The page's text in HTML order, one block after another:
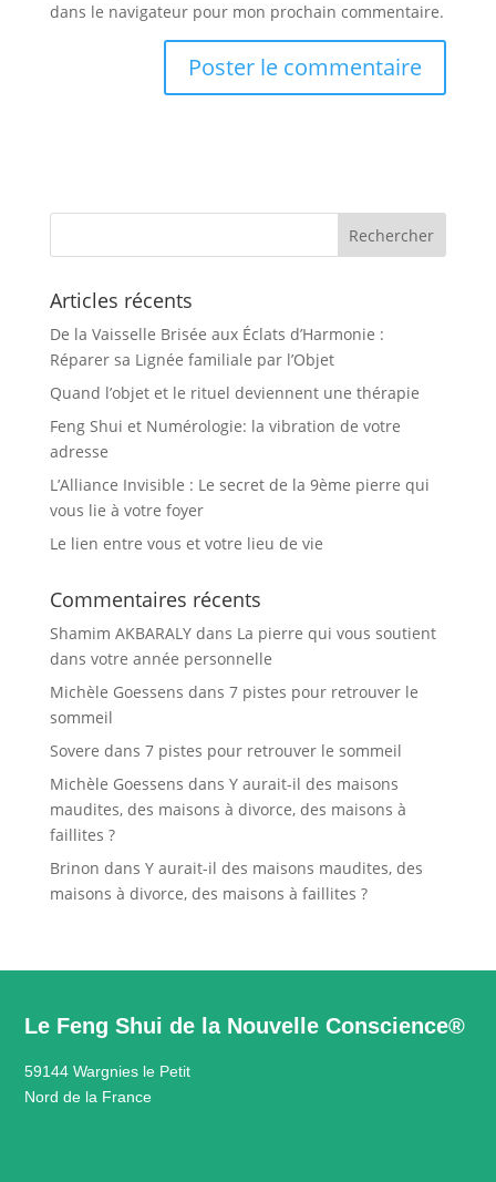
dans le navigateur pour mon prochain commentaire.
Articles récents
De la Vaisselle Brisée aux Éclats d’Harmonie :
Réparer sa Lignée familiale par l’Objet
Quand l’objet et le rituel deviennent une thérapie
Feng Shui et Numérologie: la vibration de votre
adresse
L’Alliance Invisible : Le secret de la 9ème pierre qui
vous lie à votre foyer
Le lien entre vous et votre lieu de vie
Commentaires récents
Shamim AKBARALYdans La pierre qui vous soutient
dans votre année personnelle
Michèle Goessens dans 7 pistes pour retrouver le
sommeil
Sovere dans 7 pistes pour retrouver le sommeil
Michèle Goessens dans Y aurait-il des maisons
maudites, des maisons à divorce, des maisons à
faillites ?
Brinon dans Y aurait-il des maisons maudites, des
maisons à divorce, des maisons à faillites ?
Le Feng Shui de la Nouvelle Conscience®
59144 Wargnies le Petit
Nord de la France